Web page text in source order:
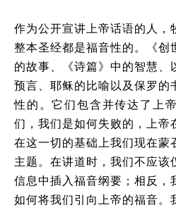
作为公开宣讲上帝话语的人，
整本圣经都是福音性的。《创
的故事、《诗篇》中的智慧、
预言、耶稣的比喻以及保罗的
性的。它们包含并传达了上
们，我们是如何失败的，上帝
在这一切的基础上我们现在蒙
主题。在讲道时，我们不应该
信息中插入福音纲要；相反，
如何将我们引向上帝的福音。